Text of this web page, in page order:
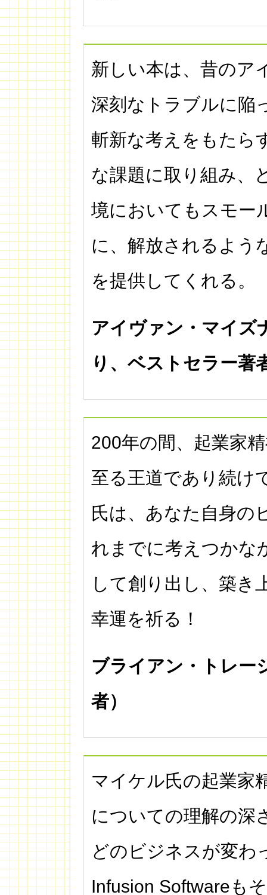
新しい本は、昔のア
深刻なトラブルに陥
斬新な考えをもたら
な課題に取り組み、
境においてもスモー
に、解放されるよう
を提供してくれる。
アイヴァン・マイズ
り、ベストセラー著
200年の間、起業家
至る王道であり続け
氏は、あなた自身の
れまでに考えつかな
して創り出し、築き
幸運を祈る！
ブライアン・トレー
者）
マイケル氏の起業家
についての理解の深
どのビジネスが変わ
Infusion Softwareも